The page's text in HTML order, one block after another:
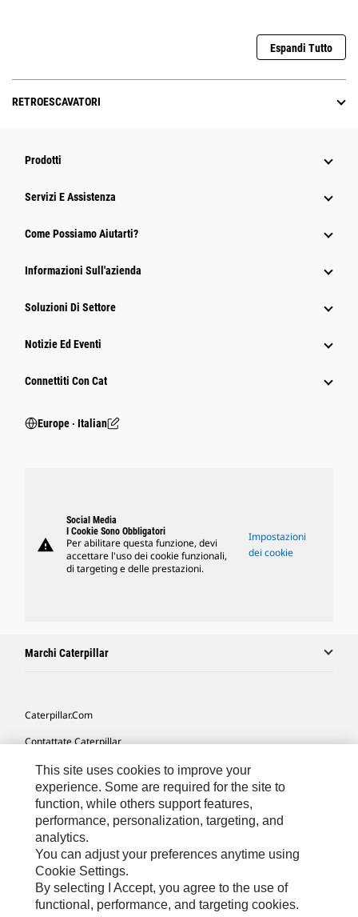
Espandi Tutto
RETROESCAVATORI
Prodotti
Servizi E Assistenza
Come Possiamo Aiutarti?
Informazioni Sull'azienda
Soluzioni Di Settore
Notizie Ed Eventi
Connettiti Con Cat
Europe ‧ Italian
warning
Social Media
I Cookie Sono Obbligatori
Per abilitare questa funzione, devi
accettare l'uso dei cookie funzionali,
di targeting e delle prestazioni.
Impostazioni
dei cookie
Marchi Caterpillar
Caterpillar.com
Contattate Caterpillar
Le Mie Preferenze Di Marketing
Mappa Del Sito
Cookie Settings
Informazioni Legali
Tutela Della Privacy
This site uses cookies to improve your
experience. Some are required for the site to
function, while others support features,
performance, personalization, targeting, and
analytics.
You can adjust your preferences anytime using
Cookie Settings.
By selecting I Accept, you agree to the use of
functional, performance, and targeting cookies.